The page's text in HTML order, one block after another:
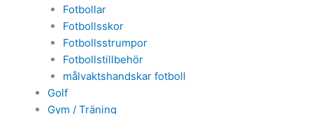
Fotbollar
Fotbollsskor
Fotbollsstrumpor
Fotbollstillbehör
målvaktshandskar fotboll
Golf
Gym / Träning